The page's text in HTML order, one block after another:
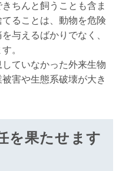
ちんと飼うことも含ま
ることは、動物を危険
与えるばかりでなく、
。
ていなかった外来生物
害や生態系破壊が大き
を果たせます